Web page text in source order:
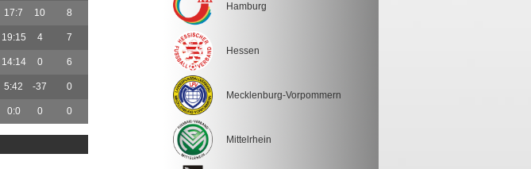
17:7 10 8
19:15 4 7
14:14 0 6
5:42 -37 0
0:0 0 0
Hamburg
Hessen
Mecklenburg-Vorpommern
Mittelrhein